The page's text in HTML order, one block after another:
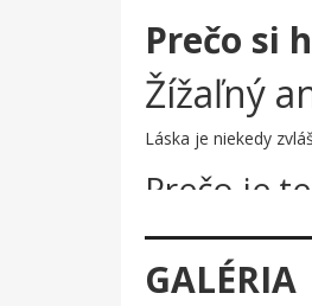
Prečo si
Žížaľný
Láska je niekedy
Prečo je
Na prvý pohľad vidíš
nakreslená s
úsmev na konci
GALÉRIA